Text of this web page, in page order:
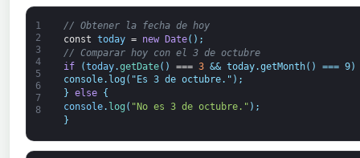
1
2
3
4
5
6
7
8
// Obtener la fecha de hoy
const today = new Date( ) ;
// Comparar hoy con el 3 de octubre
if
(today.getDate( ) === 3 && today.getMonth() ===
console.log("Es 3 de octubre.");
} else
{
console. log ( "No es 3 de octubre." ) ;
}